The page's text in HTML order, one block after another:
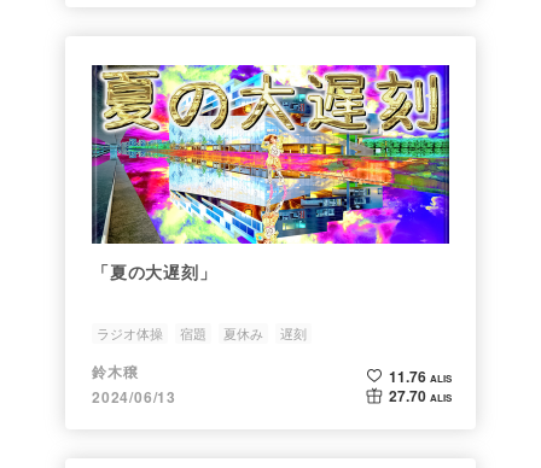
「夏の大遅刻」
ラジオ体操 宿題 夏休み 遅刻
鈴木穣
2024/06/13
11.76 ALIS
27.70 ALIS